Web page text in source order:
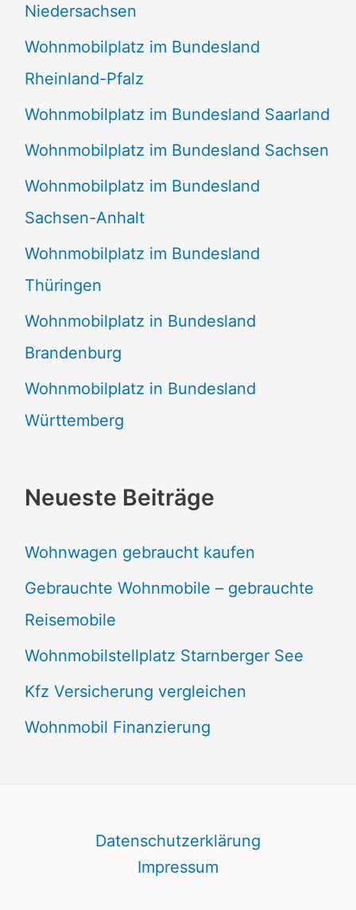
Niedersachsen
Wohnmobilplatz im Bundesland
Rheinland-Pfalz
Wohnmobilplatz im Bundesland Saarland
Wohnmobilplatz im Bundesland Sachsen
Wohnmobilplatz im Bundesland
Sachsen-Anhalt
Wohnmobilplatz im Bundesland
Thüringen
Wohnmobilplatz in Bundesland
Brandenburg
Wohnmobilplatz in Bundesland
Württemberg
Neueste Beiträge
Wohnwagen gebraucht kaufen
Gebrauchte Wohnmobile – gebrauchte
Reisemobile
Wohnmobilstellplatz Starnberger See
Kfz Versicherung vergleichen
Wohnmobil Finanzierung
Datenschutzerklärung
Impressum